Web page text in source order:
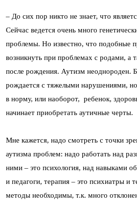
– До сих пор никто не знает, что
Сейчас ведется очень много
проблемы. Но известно, что подобные
возникнуть при проблемах с родами, а
после рождения. Аутизм неоднороден.
рождается с тяжелыми нарушениями,
в норму, или наоборот, ребенок,
начинает приобретать аутичные черты.
Мне кажется, надо смотреть с точки
аутизма проблем: надо работать над
ними – это психология, над навыками
и педагоги, терапия – это психиатры и
методы необходимы, т.к. много